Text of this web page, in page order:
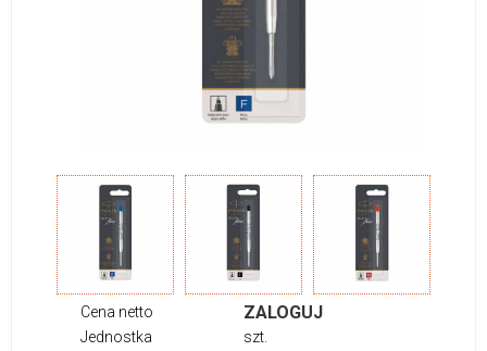
Cena netto ZALOGUJ
Jednostka
szt.